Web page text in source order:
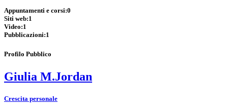
Appuntamenti e corsi:0
Siti web:1
Video:1
Pubblicazioni:1
Profilo Pubblico
Giulia M.Jordan
Crescita personale